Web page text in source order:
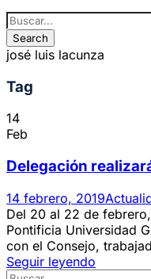
josé luis lacunza
Tag
14
Feb
Delegación
14 febrero, 2019
Del 20 al 22 de
Pontificia Universidad
con el Consejo,
Seguir leyendo